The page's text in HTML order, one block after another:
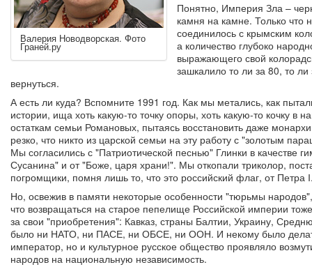
Валерия Новодворская. Фото
Граней.ру
Понятно, Империя Зла –
камня на камне. Только что
соединилось с крымским
а количество глубоко
выражающего свой
зашкалило то ли за 80, то
вернуться.
А есть ли куда? Вспомните 1991 год. Как мы метались, как
истории, ища хоть какую-то точку опоры, хоть какую-то кочку в
остаткам семьи Романовых, пытаясь восстановить даже
резко, что никто из царской семьи на эту работу с "золотым
Мы согласились с "Патриотической песнью" Глинки в качестве
Сусанина" и от "Боже, царя храни!". Мы откопали триколор,
погромщики, помня лишь то, что это российский флаг, от Петра
Но, освежив в памяти некоторые особенности "тюрьмы
что возвращаться на старое пепелище Российской империи
за свои "приобретения": Кавказ, страны Балтии, Украину,
было ни НАТО, ни ПАСЕ, ни ОБСЕ, ни ООН. И некому было
император, но и культурное русское общество проявляло
народов на национальную независимость.